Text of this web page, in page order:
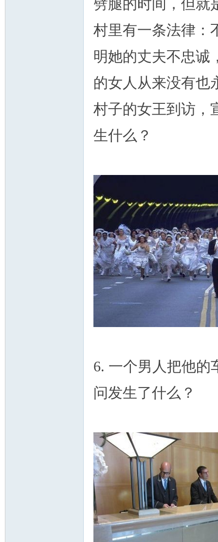
劈腿的时间，但就
村里有一条法律：
明她的丈夫不忠诚
的女人从来没有也
村子的女王到访，
生什么？
6. 一个男人把他的
问发生了什么？